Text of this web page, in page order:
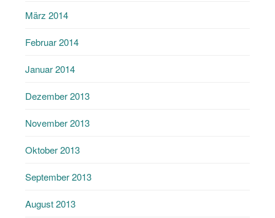
März 2014
Februar 2014
Januar 2014
Dezember 2013
November 2013
Oktober 2013
September 2013
August 2013